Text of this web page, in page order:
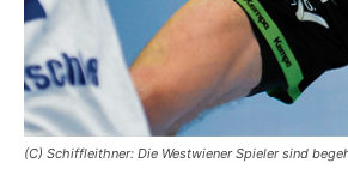
(C) Schiffleithner: Die Westwiener Spieler sind